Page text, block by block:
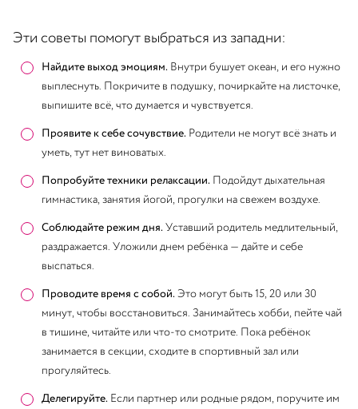
Эти советы помогут выбраться из западни:
Найдите выход эмоциям. Внутри бушует океан, и его нужно
выплеснуть. Покричите в подушку, почиркайте на листочке,
выпишите всё, что думается и чувствуется.
Проявите к себе сочувствие. Родители не могут всё знать и
уметь, тут нет виноватых.
Попробуйте техники релаксации. Подойдут дыхательная
гимнастика, занятия йогой, прогулки на свежем воздухе.
Соблюдайте режим дня.Уставший родитель медлительный,
раздражается. Уложили днем ребёнка — дайте и себе
выспаться.
Проводите время с собой.Это могут быть 15, 20 или 30
минут, чтобы восстановиться. Занимайтесь хобби, пейте чай
в тишине, читайте или что-то смотрите. Пока ребёнок
занимается в секции, сходите в спортивный зал или
прогуляйтесь.
Делегируйте. Если партнер или родные рядом, поручите им